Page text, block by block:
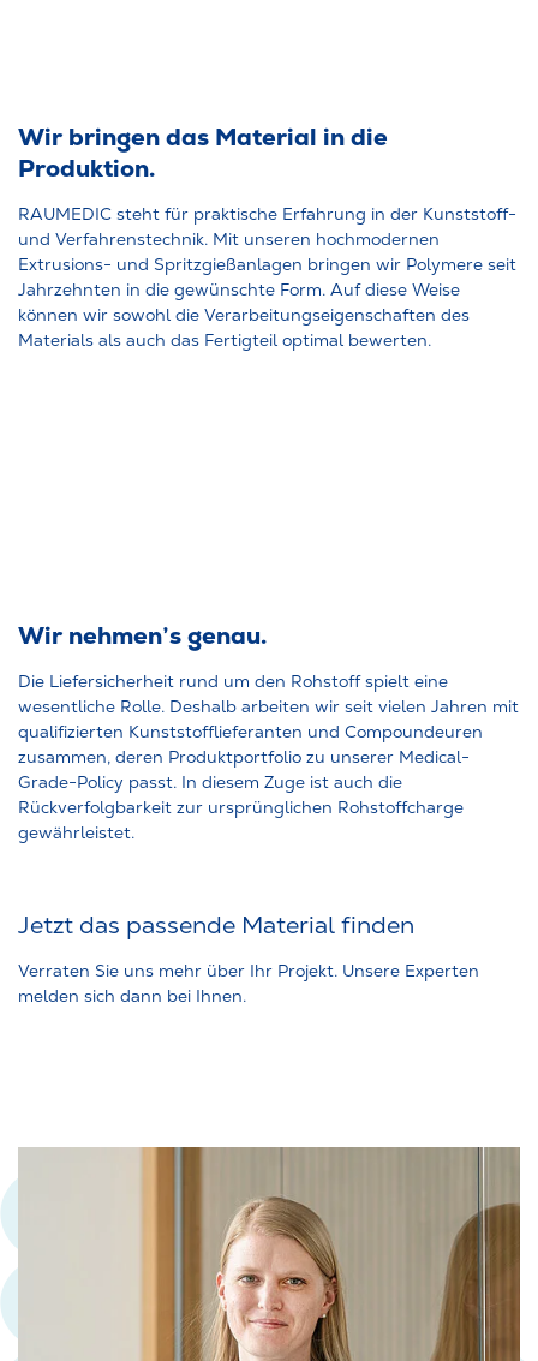
Wir bringen das Material in die
Produktion.
RAUMEDIC steht für praktische Erfahrung in der Kunststoff-
und Verfahrenstechnik. Mit unseren hochmodernen
Extrusions- und Spritzgießanlagen bringen wir Polymere seit
Jahrzehnten in die gewünschte Form. Auf diese Weise
können wir sowohl die Verarbeitungseigenschaften des
Materials als auch das Fertigteil optimal bewerten.
Wir nehmen’s genau.
Die Liefersicherheit rund um den Rohstoff spielt eine
wesentliche Rolle. Deshalb arbeiten wir seit vielen Jahren mit
qualifizierten Kunststofflieferanten und Compoundeuren
zusammen, deren Produktportfolio zu unserer Medical-
Grade-Policy passt. In diesem Zuge ist auch die
Rückverfolgbarkeit zur ursprünglichen Rohstoffcharge
gewährleistet.
Jetzt das passende Material finden
Verraten Sie uns mehr über Ihr Projekt. Unsere Experten
melden sich dann bei Ihnen.